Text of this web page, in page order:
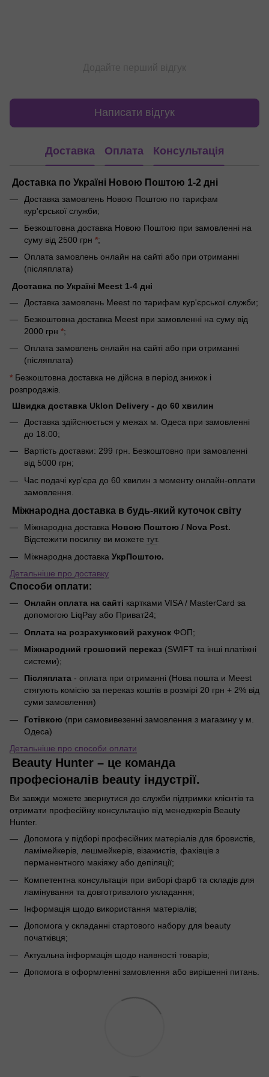
Написати відгук
Доставка Оплата Консультація
Доставка по Україні Новою Поштою 1-2 дні
Доставка замовлень Новою Поштою по тарифам
кур'єрської служби;
Безкоштовна доставка Новою Поштою при замовленні на
суму від 2500 грн *;
Оплата замовлень онлайн на сайті або при отриманні
(післяплата)
Доставка по Україні Meest 1-4 дні
Доставка замовлень Meest по тарифам кур'єрської служби;
Безкоштовна доставка Meest при замовленні на суму від
2000 грн *;
Оплата замовлень онлайн на сайті або при отриманні
(післяплата)
* Безкоштовна доставка не дійсна в період знижок і
розпродажів.
Швидка доставка Uklon Delivery - до 60 хвилин
Доставка здійснюється у межах м. Одеса при замовленні
до 18:00;
Вартість доставки: 299 грн. Безкоштовно при замовленні
від 5000 грн;
Час подачі кур'єра до 60 хвилин з моменту онлайн-оплати
замовлення.
Міжнародна доставка в будь-який куточок світу
Міжнародна доставка Новою Поштою / Nova Post.
Відстежити посилку ви можете тут.
Міжнародна доставка УкрПоштою.
Детальніше про доставку
Способи оплати:
Онлайн оплата на сайті картками VISA / MasterCard за
допомогою LiqPay або Приват24;
Оплата на розрахунковий рахунок ФОП;
Міжнародний грошовий переказ (SWIFT та інші платіжні
системи);
Післяплата - оплата при отриманні (Нова пошта и Meest
стягують комісію за переказ коштів в розмірі 20 грн + 2% від
суми замовлення)
Готівкою (при самовивезенні замовлення з магазину у м.
Одеса)
Детальніше про способи оплати
Beauty Hunter – це команда
професіоналів beauty індустрії.
Ви завжди можете звернутися до служби підтримки клієнтів та
отримати професійну консультацію від менеджерів Beauty
Hunter.
Допомога у підборі професійних матеріалів для бровистів,
ламімейкерів, лешмейкерів, візажистів, фахівців з
перманентного макіяжу або депіляції;
Компетентна консультація при виборі фарб та складів для
ламінування та довготривалого укладання;
Інформація щодо використання матеріалів;
Допомога у складанні стартового набору для beauty
початківця;
Актуальна інформація щодо наявності товарів;
Допомога в оформленні замовлення або вирішенні питань.